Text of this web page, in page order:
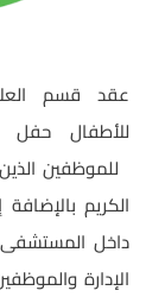
عقد قسم
للأطفال حفل
للموظفين
الكريم
داخل المستشفى،
الإدارة